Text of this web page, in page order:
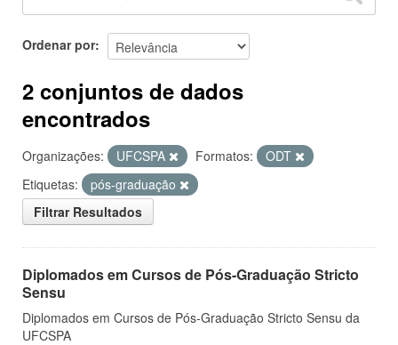
Sobre
Ordenar por
2 conjuntos de dados
encontrados
Organizações: UFCSPA Formatos:
ODT
Etiquetas:
pós-graduação
Filtrar Resultados
Diplomados em Cursos de Pós-Graduação Stricto
Sensu
Diplomados em Cursos de Pós-Graduação Stricto Sensu da
UFCSPA